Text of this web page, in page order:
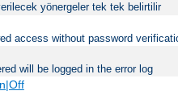
yönergeler tek tek belirtilir
access without password
will be logged in the error log